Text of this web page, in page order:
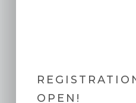
OPEN!